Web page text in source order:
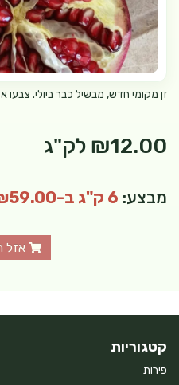
זן מקומי חדש, מבשיל כבר ביולי.
₪12.00 לק"ג
מבצע: 6 ק"ג ב-₪59.00
אזל
קטגוריות
פירות